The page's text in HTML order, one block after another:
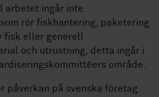
arbetet ingår inte
rör fiskhantering, paketering
eller generell
och utrustning, detta ingår i
område.
påverkan på svenska företag